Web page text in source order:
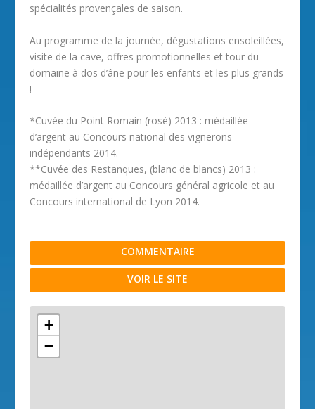
spécialités provençales de saison.
Au programme de la journée, dégustations ensoleillées,
visite de la cave, offres promotionnelles et tour du
domaine à dos d’âne pour les enfants et les plus grands
!
*Cuvée du Point Romain (rosé) 2013 : médaillée
d’argent au Concours national des vignerons
indépendants 2014.
**Cuvée des Restanques, (blanc de blancs) 2013 :
médaillée d’argent au Concours général agricole et au
Concours international de Lyon 2014.
COMMENTAIRE
VOIR LE SITE
+
−